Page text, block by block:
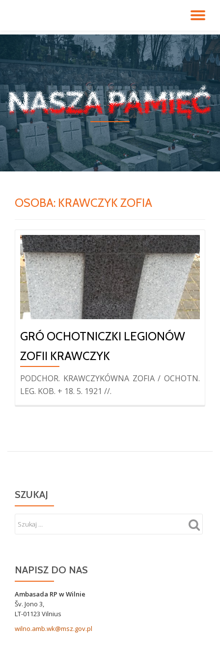
do
OSOBA: KRAWCZYK ZOFIA
GRÓ OCHOTNICZKI LEGIONÓW
ZOFII KRAWCZYK
PODCHOR. KRAWCZYKÓWNA ZOFIA / OCHOTN.
LEG. KOB. + 18. 5. 1921 //.
SZUKAJ
NAPISZ DO NAS
Ambasada RP w Wilnie
Šv. Jono 3,
LT-01123 Vilnius
wilno.amb.wk@msz.gov.pl